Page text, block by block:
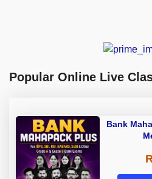
Popular Online Live
Bank